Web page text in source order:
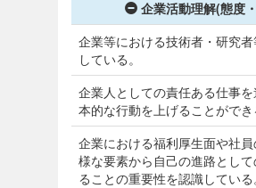
企業活動理解(態度
企業等における技術者・研究
している。
企業人としての責任ある仕事
本的な行動を上げることができ
企業における福利厚生面や社
様な要素から自己の進路とし
ることの重要性を認識している